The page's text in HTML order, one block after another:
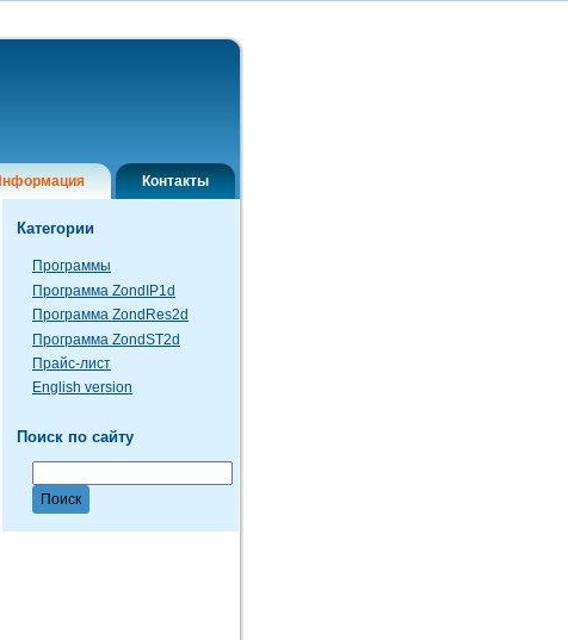
Контакты
Категории
Программы
Программа ZondIP1d
Программа ZondRes2d
Программа ZondST2d
Прайс-лист
English version
Поиск по сайту